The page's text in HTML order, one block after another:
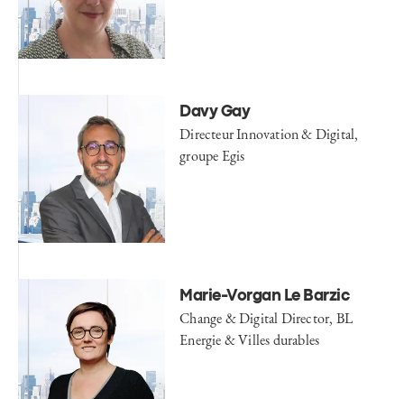
Davy Gay
Directeur Innovation & Digital,
groupe Egis
Marie-Vorgan Le Barzic
Change & Digital Director, BL
Energie & Villes durables